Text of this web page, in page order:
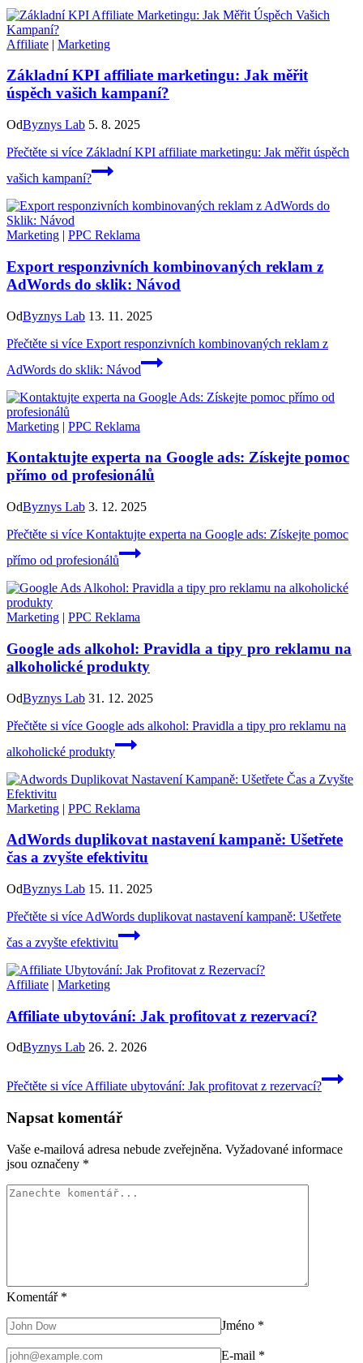
Affiliate | Marketing
Základní KPI affiliate marketingu: Jak měřit
úspěch vašich kampaní?
OdByznys Lab 5. 8. 2025
Přečtěte si více Základní KPI affiliate marketingu: Jak měřit úspěch
vašich kampaní?
Marketing | PPC Reklama
Export responzivních kombinovaných reklam z
AdWords do sklik: Návod
OdByznys Lab 13. 11. 2025
Přečtěte si více Export responzivních kombinovaných reklam z
AdWords do sklik: Návod
Marketing | PPC Reklama
Kontaktujte experta na Google ads: Získejte pomoc
přímo od profesionálů
OdByznys Lab 3. 12. 2025
Přečtěte si více Kontaktujte experta na Google ads: Získejte pomoc
přímo od profesionálů
Marketing | PPC Reklama
Google ads alkohol: Pravidla a tipy pro reklamu na
alkoholické produkty
OdByznys Lab 31. 12. 2025
Přečtěte si více Google ads alkohol: Pravidla a tipy pro reklamu na
alkoholické produkty
Marketing | PPC Reklama
AdWords duplikovat nastavení kampaně: Ušetřete
čas a zvyšte efektivitu
OdByznys Lab 15. 11. 2025
Přečtěte si více AdWords duplikovat nastavení kampaně: Ušetřete
čas a zvyšte efektivitu
Affiliate | Marketing
Affiliate ubytování: Jak profitovat z rezervací?
OdByznys Lab 26. 2. 2026
Přečtěte si více Affiliate ubytování: Jak profitovat z rezervací?
Napsat komentář
Vaše e-mailová adresa nebude zveřejněna. Vyžadované informace
jsou označeny *
Komentář *
Jméno *
E-mail *